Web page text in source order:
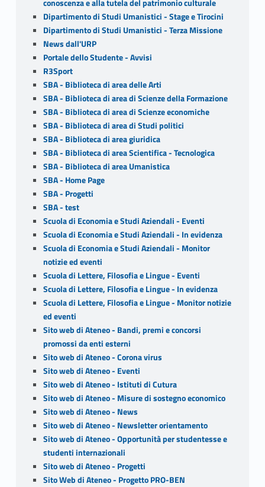
conoscenza e alla tutela del patrimonio culturale
Dipartimento di Studi Umanistici - Stage e Tirocini
Dipartimento di Studi Umanistici - Terza Missione
News dall'URP
Portale dello Studente - Avvisi
R3Sport
SBA - Biblioteca di area delle Arti
SBA - Biblioteca di area di Scienze della Formazione
SBA - Biblioteca di area di Scienze economiche
SBA - Biblioteca di area di Studi politici
SBA - Biblioteca di area giuridica
SBA - Biblioteca di area Scientifica - Tecnologica
SBA - Biblioteca di area Umanistica
SBA - Home Page
SBA - Progetti
SBA - test
Scuola di Economia e Studi Aziendali - Eventi
Scuola di Economia e Studi Aziendali - In evidenza
Scuola di Economia e Studi Aziendali - Monitor
notizie ed eventi
Scuola di Lettere, Filosofia e Lingue - Eventi
Scuola di Lettere, Filosofia e Lingue - In evidenza
Scuola di Lettere, Filosofia e Lingue - Monitor notizie
ed eventi
Sito web di Ateneo - Bandi, premi e concorsi
promossi da enti esterni
Sito web di Ateneo - Corona virus
Sito web di Ateneo - Eventi
Sito web di Ateneo - Istituti di Cutura
Sito web di Ateneo - Misure di sostegno economico
Sito web di Ateneo - News
Sito web di Ateneo - Newsletter orientamento
Sito web di Ateneo - Opportunità per studentesse e
studenti internazionali
Sito web di Ateneo - Progetti
Sito Web di Ateneo - Progetto PRO-BEN